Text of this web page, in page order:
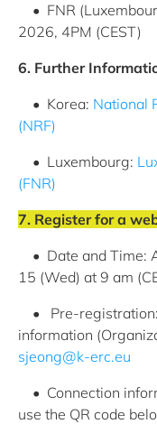
• FNR
2026, 4PM (CEST)
6. Further
• Korea: National
(NRF)
• Luxembourg:
(FNR)
7. Register for a
• Date and Time:
15 (Wed) at 9 am
• Pre-registration:
information
sjeong@k-erc.eu
• Connection
use the QR code